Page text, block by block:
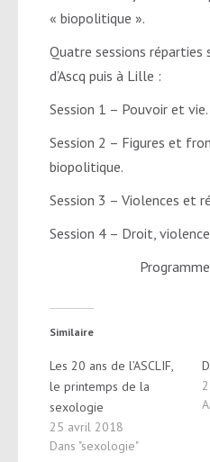
« biopolitique ».
Quatre sessions réparties
d’Ascq puis à Lille :
Session 1 – Pouvoir et vie.
Session 2 – Figures et
biopolitique.
Session 3 – Violences et
Session 4 – Droit,
Similaire
Les 20 ans de l’ASCLIF,
le printemps de la
sexologie
25 avril 2018
Dans "sexologie"